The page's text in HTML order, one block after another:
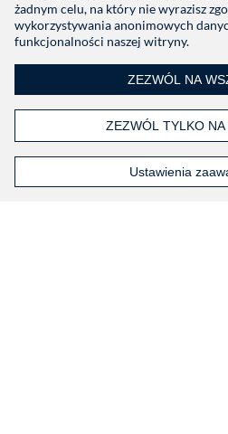
żadnym celu, na który nie wyrazisz
wykorzystywania anonimowych
funkcjonalności naszej witryny.
ZEZWÓL NA
ZEZWÓL TYLKO
Ustawienia